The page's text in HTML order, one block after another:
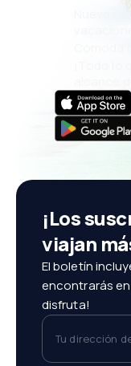
Nuevas
¡Todo
¡Los
viajan
El boletín
encontrarás
disfruta!
Tu dirección de